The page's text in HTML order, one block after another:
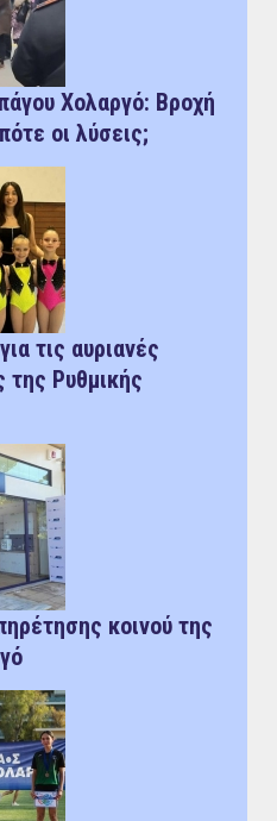
Χολαργό: Bροχή
οι λύσεις;
τις αυριανές
Ρυθμικής
κοινού της